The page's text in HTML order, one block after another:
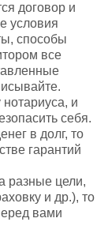
договор и
условия
способы
все
и
себя.
в долг, то
гарантий
разные цели,
и др.), то
вами